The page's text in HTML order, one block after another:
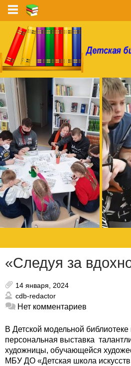
«Следуя за
14 января, 2024
cdb-redactor
Нет комментариев
В Детской модельной библиотеке
персональная выставка
художницы, обучающейся
МБУ ДО «Детская школа